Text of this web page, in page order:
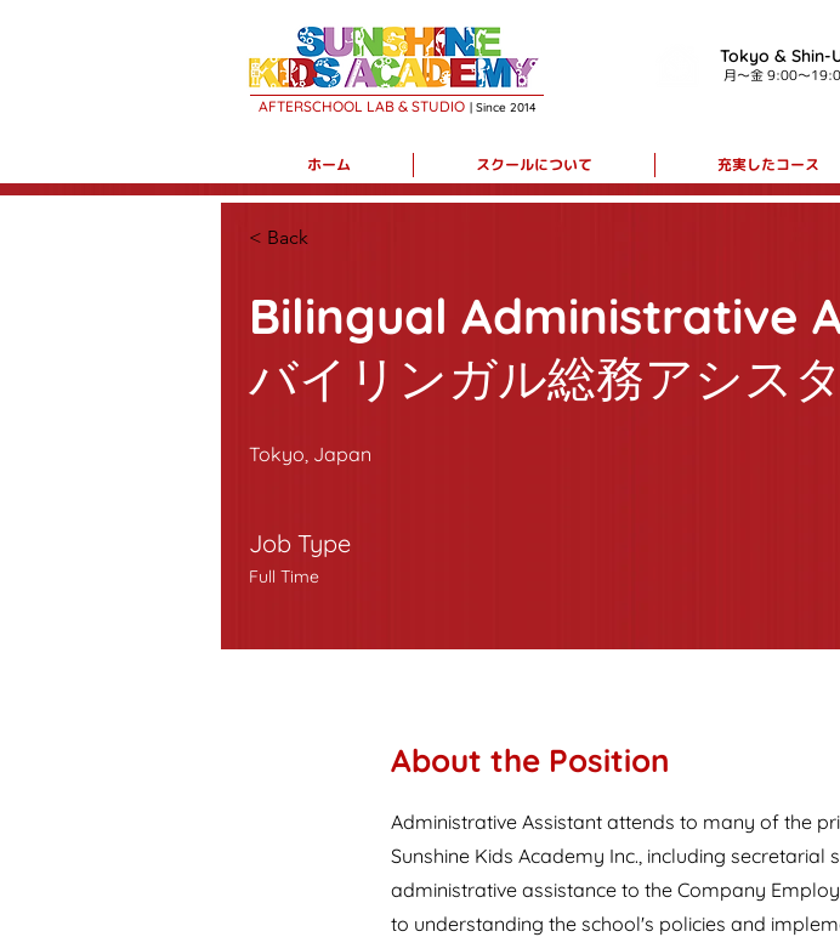
AFTERSCHOOL LAB & STUDIO | Since 2014
Tokyo & Shin-
月～金 9:00～
ホーム スクールについて 充実したコース
< Back
Bilingual Administrative
バイリンガル総務アシス
Tokyo, Japan
Job Type
Full Time
About the Position
Administrative Assistant attends to many of the
Sunshine Kids Academy Inc., including
administrative assistance to the Company
to understanding the school's policies and